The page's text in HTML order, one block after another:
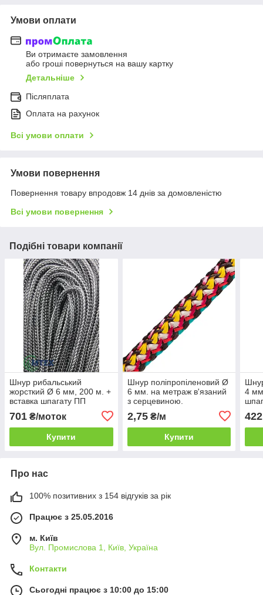
Умови оплати
Ви отримаєте замовлення
або гроші повернуться на вашу картку
Детальніше
Післяплата
Оплата на рахунок
Всі умови оплати
Умови повернення
Повернення товару впродовж 14 днів за домовленістю
Всі умови повернення
Подібні товари компанії
Шнур рибальський
жорсткий Ø 6 мм, 200 м. +
вставка шпагату ПП
701 ₴/моток
Купити
Шнур поліпропіленовий Ø
6 мм. на метраж в'язаний
з серцевиною.
2,75₴/м
Купити
4
422
Про нас
100% позитивних з 154 відгуків за рік
Працює з 25.05.2016
м. Київ
Вул. Промислова 1, Київ, Україна
Контакти
Сьогодні працює з 10:00 до 15:00